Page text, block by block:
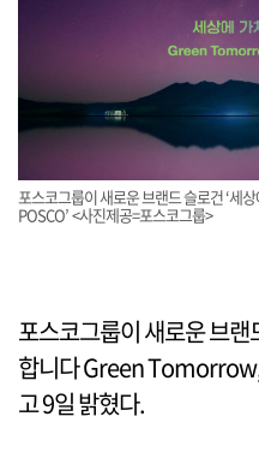
포스코그룹이 새로운 브랜드 슬로건 ‘
POSCO’ <사진제공=포스코그룹>
포스코그룹이 새로운 브랜
합니다 Green
고 9일 밝혔다.